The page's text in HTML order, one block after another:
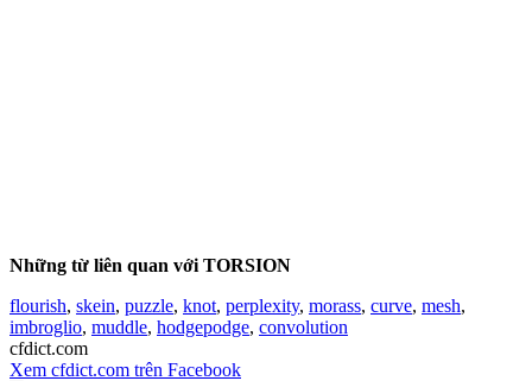
Những từ liên quan với TORSION
flourish, skein, puzzle, knot, perplexity, morass, curve, mesh,
imbroglio, muddle, hodgepodge, convolution
cfdict.com
Xem cfdict.com trên Facebook